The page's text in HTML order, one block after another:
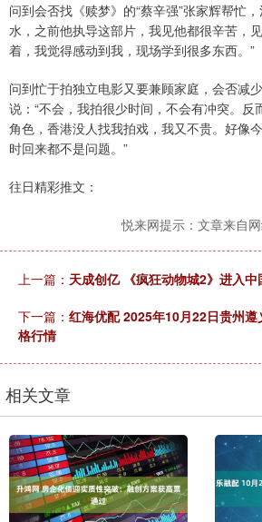
问到会否找《赎梦》的“蔡辛强”张家辉帮忙
水，之前他执导这部片，我见他都很辛苦，
着，我觉得感动到我，现场学到很多东西。”
问到忙于拍独立电影又要兼顾家庭，会否减
说：“不会，我拍很少时间，不会有冲突。反
角色，香港没人找我拍戏，我又不贵。好像
时回来都不是问题。”
往日精彩推文：
悦来网提示：文章来自
上一篇： 天成创亿 《疯狂动物城2》进入
下一篇： 红海优配 2025年10月22日贵州
格行情
相关文章